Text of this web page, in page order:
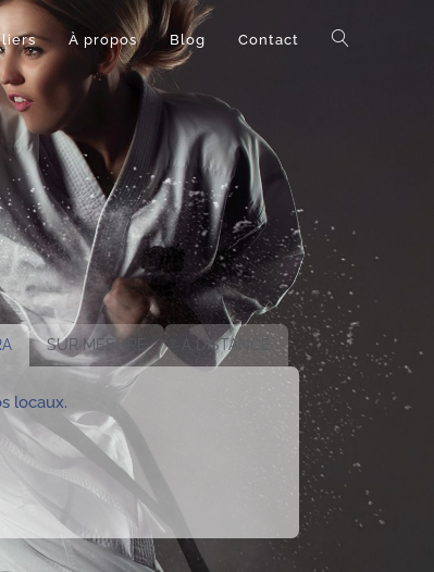
À propos Blog Contact
SUR MESURE À DISTANCE
locaux.